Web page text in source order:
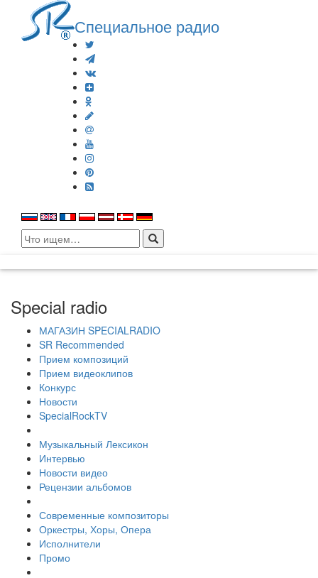
Специальное радио
Search
for:
Special radio
МАГАЗИН SPECIALRADIO
SR Recommended
Прием композиций
Прием видеоклипов
Конкурс
Новости
SpecialRockTV
Музыкальный Лексикон
Интервью
Новости видео
Рецензии альбомов
Современные композиторы
Оркестры, Хоры, Опера
Исполнители
Промо